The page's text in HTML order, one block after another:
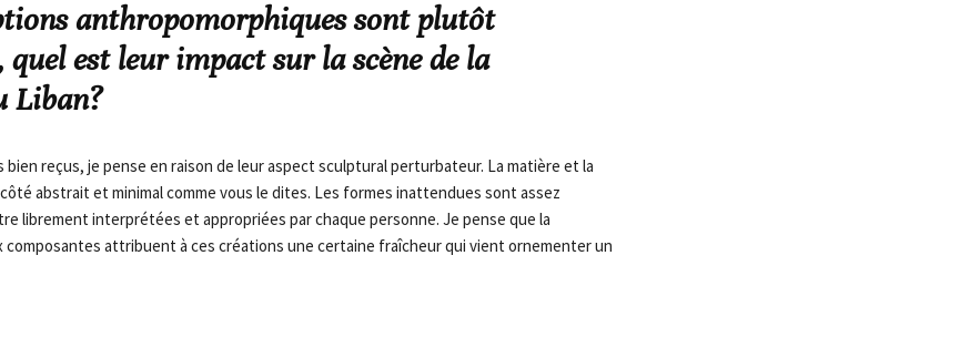
anthropomorphiques sont plutôt
est leur impact sur la scène de la
Liban?
reçus, je pense en raison de leur aspect sculptural perturbateur. La matière et la
abstrait et minimal comme vous le dites. Les formes inattendues sont assez
librement interprétées et appropriées par chaque personne. Je pense que la
composantes attribuent à ces créations une certaine fraîcheur qui vient ornementer un